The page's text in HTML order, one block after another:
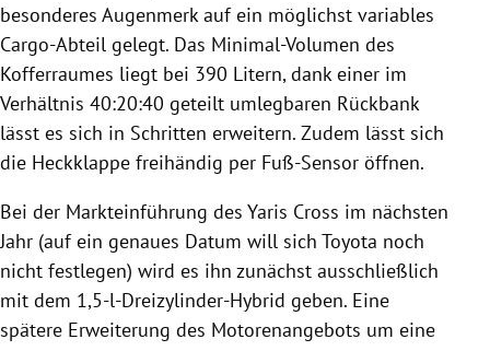
besonderes Augenmerk auf ein möglichst variables
Cargo-Abteil gelegt. Das Minimal-Volumen des
Kofferraumes liegt bei 390 Litern, dank einer im
Verhältnis 40:20:40 geteilt umlegbaren Rückbank
lässt es sich in Schritten erweitern. Zudem lässt sich
die Heckklappe freihändig per Fuß-Sensor öffnen.
Bei der Markteinführung des Yaris Cross im nächsten
Jahr (auf ein genaues Datum will sich Toyota noch
nicht festlegen) wird es ihn zunächst ausschließlich
mit dem 1,5-l-Dreizylinder-Hybrid geben. Eine
spätere Erweiterung des Motorenangebots um eine